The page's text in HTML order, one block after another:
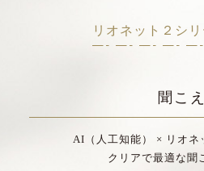
リオネット２シ
聞こえ
AI（人工知能） × リオネ
クリアで最適な聞